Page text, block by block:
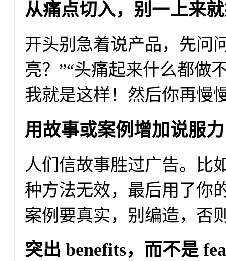
从痛点切入，别一上来
开头别急着说产品，先问
亮？”“头痛起来什么都做
我就是这样！然后你再慢
用故事或案例增加说服力
人们信故事胜过广告。比
种方法无效，最后用了你
案例要真实，别编造，否
突出 benefits，而不是